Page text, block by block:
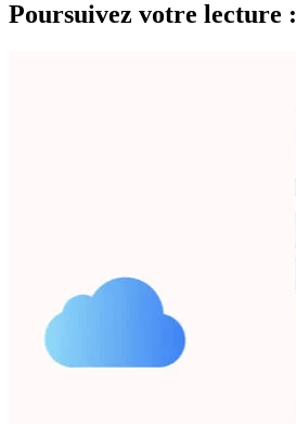
Poursuivez votre lecture :